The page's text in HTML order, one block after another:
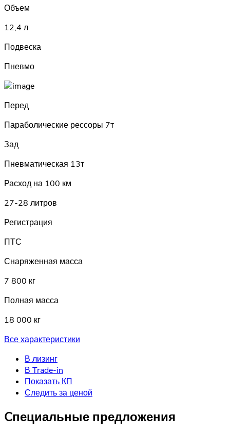
Объем
12,4 л
Подвеска
Пневмо
Перед
Параболические рессоры 7т
Зад
Пневматическая 13т
Расход на 100 км
27-28 литров
Регистрация
ПТС
Снаряженная масса
7 800 кг
Полная масса
18 000 кг
Все характеристики
В лизинг
В Trade-in
Показать КП
Следить за ценой
Cпециальные предложения